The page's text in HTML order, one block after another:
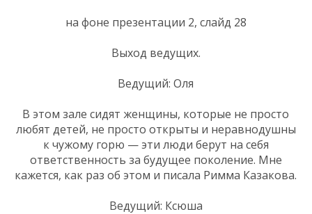
на фоне презентации 2, слайд 28
Выход ведущих.
Ведущий: Оля
В этом зале сидят женщины, которые не просто
любят детей, не просто открыты и неравнодушны
к чужому горю — эти люди берут на себя
ответственность за будущее поколение. Мне
кажется, как раз об этом и писала Римма Казакова.
Ведущий: Ксюша